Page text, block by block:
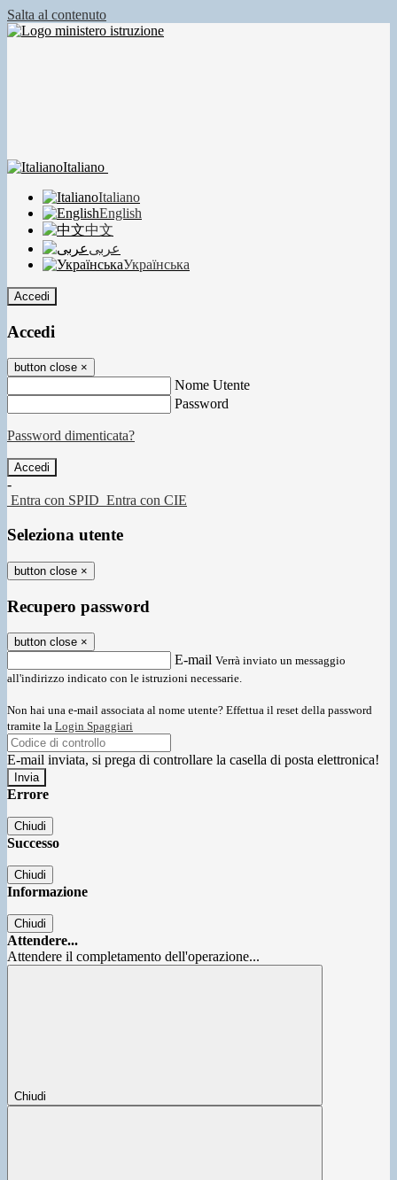
Salta al contenuto
Italiano
Italiano
English
中文
عربى
Українська
Accedi
Accedi
button close ×
Nome Utente
Password
Password dimenticata?
-
Entra con SPID Entra con CIE
Seleziona utente
button close ×
Recupero password
button close ×
E-mail Verrà inviato un messaggio
all'indirizzo indicato con le istruzioni necessarie.
Non hai una e-mail associata al nome utente? Effettua il reset della password
tramite la Login Spaggiari
E-mail inviata, si prega di controllare la casella di posta elettronica!
Errore
Chiudi
Successo
Chiudi
Informazione
Chiudi
Attendere...
Attendere il completamento dell'operazione...
Chiudi